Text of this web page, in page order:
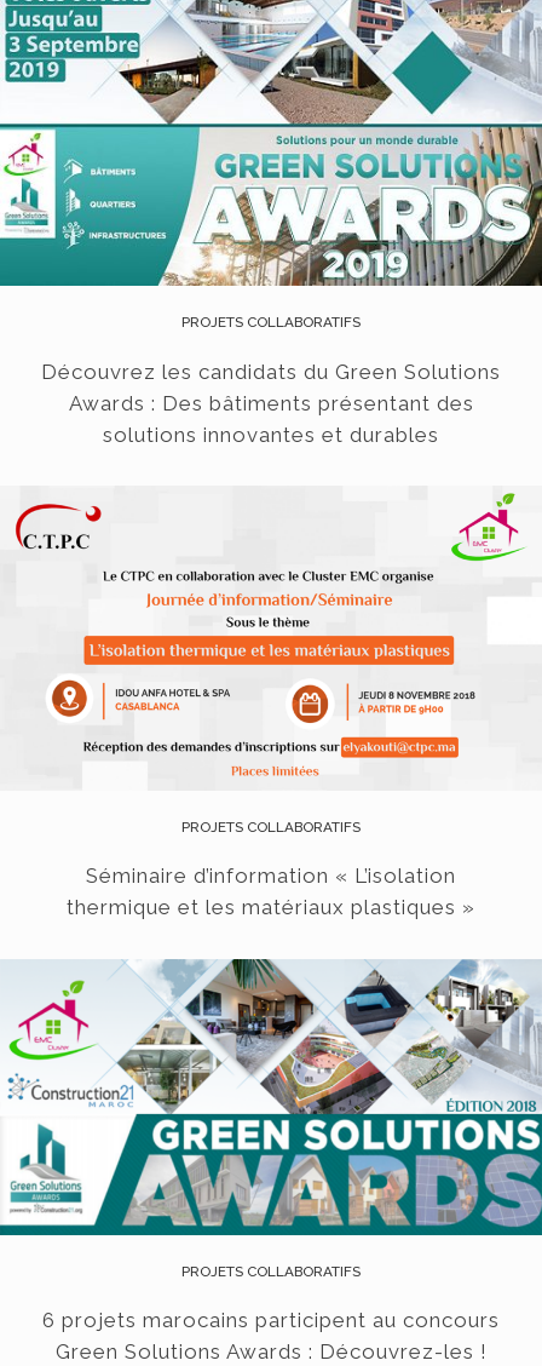
PROJETS COLLABORATIFS
Découvrez les candidats du Green Solutions
Awards : Des bâtiments présentant des
solutions innovantes et durables
PROJETS COLLABORATIFS
Séminaire d’information « L’isolation
thermique et les matériaux plastiques »
PROJETS COLLABORATIFS
6 projets marocains participent au concours
Green Solutions Awards : Découvrez-les !